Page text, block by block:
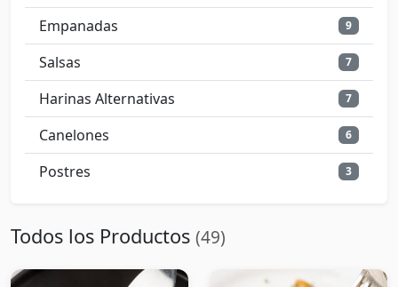
Empanadas 9
Salsas 7
Harinas Alternativas 7
Canelones 6
Postres 3
Todos los Productos (49)